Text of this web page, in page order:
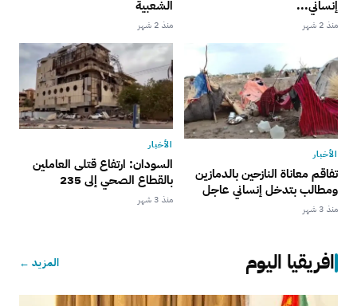
إنساني...
منذ 2 شهر
الشعبية
منذ 2 شهر
الأخبار
تفاقم معاناة النازحين بالدمازين
ومطالب بتدخل إنساني عاجل
منذ 3 شهر
الأخبار
السودان: ارتفاع قتلى العاملين
بالقطاع الصحي إلى 235
منذ 3 شهر
افريقيا اليوم المزيد ←